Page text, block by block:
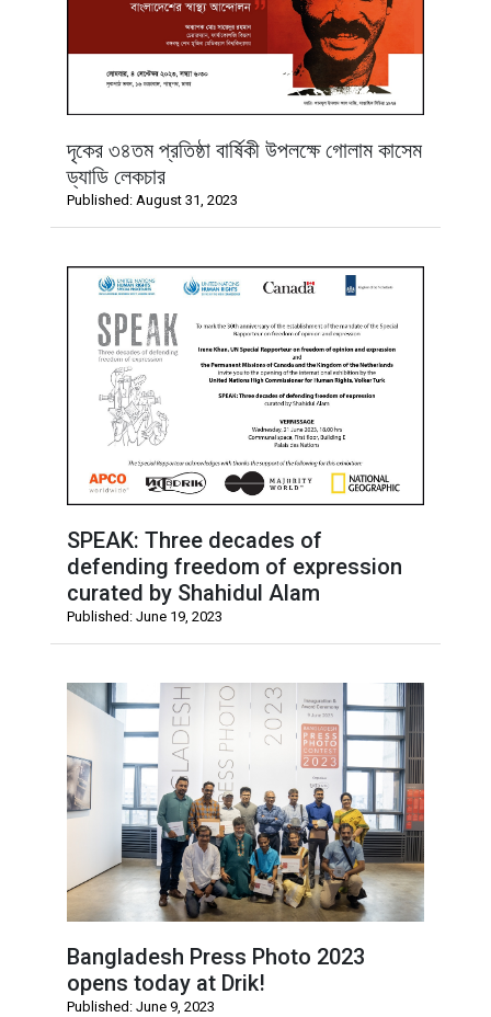
দৃকের ৩৪তম প্রতিষ্ঠা বার্ষিকী উপলক্ষে গোলাম কাসেম
ড্যাডি লেকচার
Published: August 31, 2023
SPEAK: Three decades of
defending freedom of expression
curated by Shahidul Alam
Published: June 19, 2023
Bangladesh Press Photo 2023
opens today at Drik!
Published: June 9, 2023